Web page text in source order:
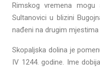
Rimskog vremena
Sultanovici u blizini
nađeni na drugim
Skopaljska dolina je
IV 1244. godine. Ime